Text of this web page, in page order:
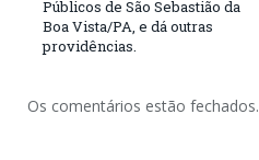
Públicos de São Sebastião da
Boa Vista/PA, e dá outras
providências.
Os comentários estão fechados.